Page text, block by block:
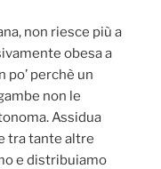
non riesce più a
obesa a
po’ perchè un
non le
Assidua
tra tante altre
e distribuiamo